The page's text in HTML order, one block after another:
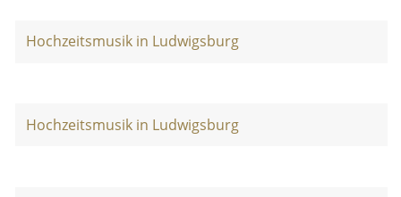
Hochzeitsmusik in Ludwigsburg
Hochzeitsmusik in Ludwigsburg